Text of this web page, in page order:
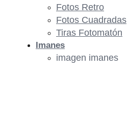
Fotos Retro
Fotos Cuadradas
Tiras Fotomatón
Imanes
imagen imanes